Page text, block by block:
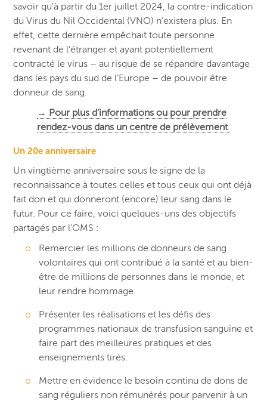
savoir qu’à partir du 1er juillet 2024, la contre-indication
du Virus du Nil Occidental (VNO) n’existera plus. En
effet, cette dernière empêchait toute personne
revenant de l’étranger et ayant potentiellement
contracté le virus – au risque de se répandre davantage
dans les pays du sud de l’Europe – de pouvoir être
donneur de sang.
→ Pour plus d’informations ou pour prendre
rendez-vous dans un centre de prélèvement
Un 20e anniversaire
Un vingtième anniversaire sous le signe de la
reconnaissance à toutes celles et tous ceux qui ont déjà
fait don et qui donneront (encore) leur sang dans le
futur. Pour ce faire, voici quelques-uns des objectifs
partagés par l’OMS :
Remercier les millions de donneurs de sang
volontaires qui ont contribué à la santé et au bien-
être de millions de personnes dans le monde, et
leur rendre hommage.
Présenter les réalisations et les défis des
programmes nationaux de transfusion sanguine et
faire part des meilleures pratiques et des
enseignements tirés.
Mettre en évidence le besoin continu de dons de
sang réguliers non rémunérés pour parvenir à un